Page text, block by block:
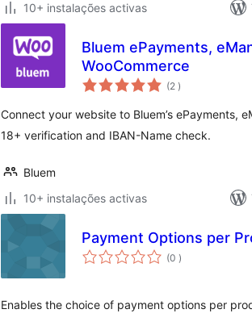
10+ instalações activas
Bluem ePayments,
WooCommerce
(2 classificações
)
Connect your website to Bluem’s ePayments,
18+ verification and IBAN-Name check.
Bluem
10+ instalações activas
Payment Options per
(0 classificações
)
Enables the choice of payment options per